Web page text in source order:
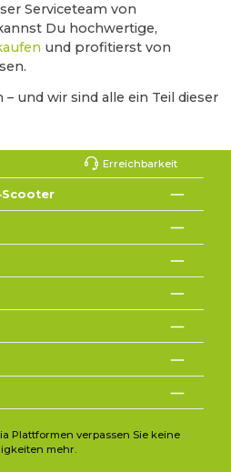
Serviceteam von
Du hochwertige,
und profitierst von
und wir sind alle ein Teil dieser
Erreichbarkeit
Plattformen verpassen Sie keine
mehr.